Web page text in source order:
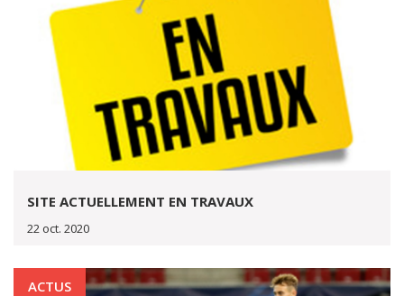
SITE ACTUELLEMENT EN TRAVAUX
22 oct. 2020
ACTUS